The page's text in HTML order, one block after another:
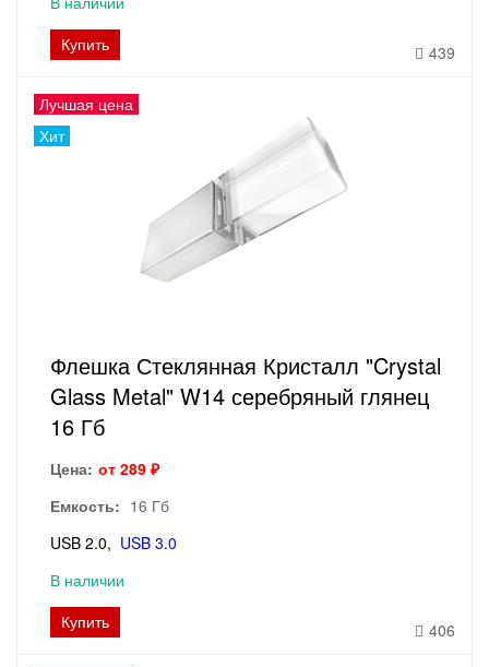
Купить
439
Лучшая цена
Хит
Флешка Стеклянная Кристалл "Crystal
Glass Metal" W14 серебряный глянец
16 Гб
Цена: от 289 ₽
Емкость: 16 Гб
USB 2.0
USB 3.0
В наличии
Купить
406